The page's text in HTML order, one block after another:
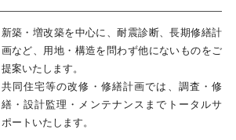
新築・増改築を中心に、耐震診断、長期修繕計
画など、用地・構造を問わず他にないものをご
提案いたします。
共同住宅等の改修・修繕計画では、調査・修
繕・設計監理・メンテナンスまでトータルサ
ポートいたします。